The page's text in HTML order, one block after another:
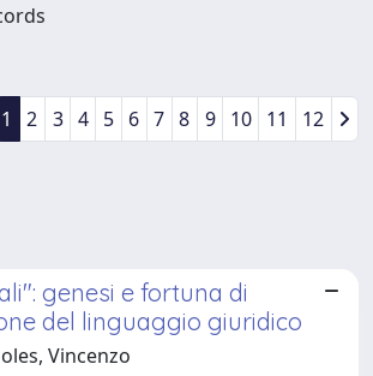
1 2 3 4 5 6 7 8 9 10 11 12
genesi e fortuna di
del linguaggio giuridico
Vincenzo